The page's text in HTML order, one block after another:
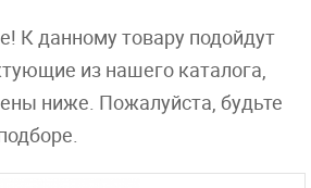
К данному товару подойдут
из нашего каталога,
ниже. Пожалуйста, будьте